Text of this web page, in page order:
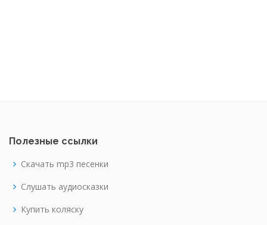
Полезные ссылки
Скачать mp3 песенки
Слушать аудиосказки
Купить коляску